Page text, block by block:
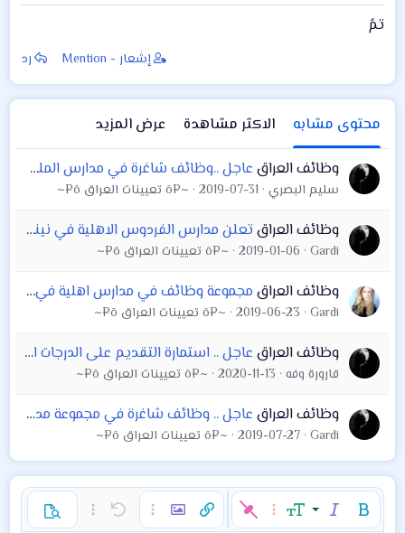
تمً
إشعار - Mention رد
محتوى مشابه الاكثر مشاهدة
عرض المزيد
وظائف العراق عاجل ..وظائف شاغرة في مدارس الملكة النموذجية الاساسية الاهلية للبنات
سليم البصري 2019-07-31 ~¤ô تعيينات العراق ô¤~
وظائف العراق تعلن مدارس الفردوس الاهلية في نينوى عن حاجتها الى:
Gardi
2019-01-06 ~¤ô تعيينات العراق ô¤~
وظائف العراق مجموعة وظائف في مدارس اهلية في بغداد بحاجة الى كادر تدريسي
Gardi
2019-06-23 ~¤ô تعيينات العراق ô¤~
وظائف العراق عاجل .. استمارة التقديم على الدرجات الوظيفية في مدارس ألف باء الابتدائية الأهلية
قارورة وفه 2020-11-13 ~¤ô تعيينات العراق ô¤~
وظائف العراق عاجل .. وظائف شاغرة في مجموعة مدارس رودينا الاهلية Rodena School
Gardi
2019-07-27 ~¤ô تعيينات العراق ô¤~
غامق مائل حجم الخطخيارات إضافية…إدراج رابطإدراج صورةخيارات إضافية…
تراجع خيارات إضافية…
معاينة